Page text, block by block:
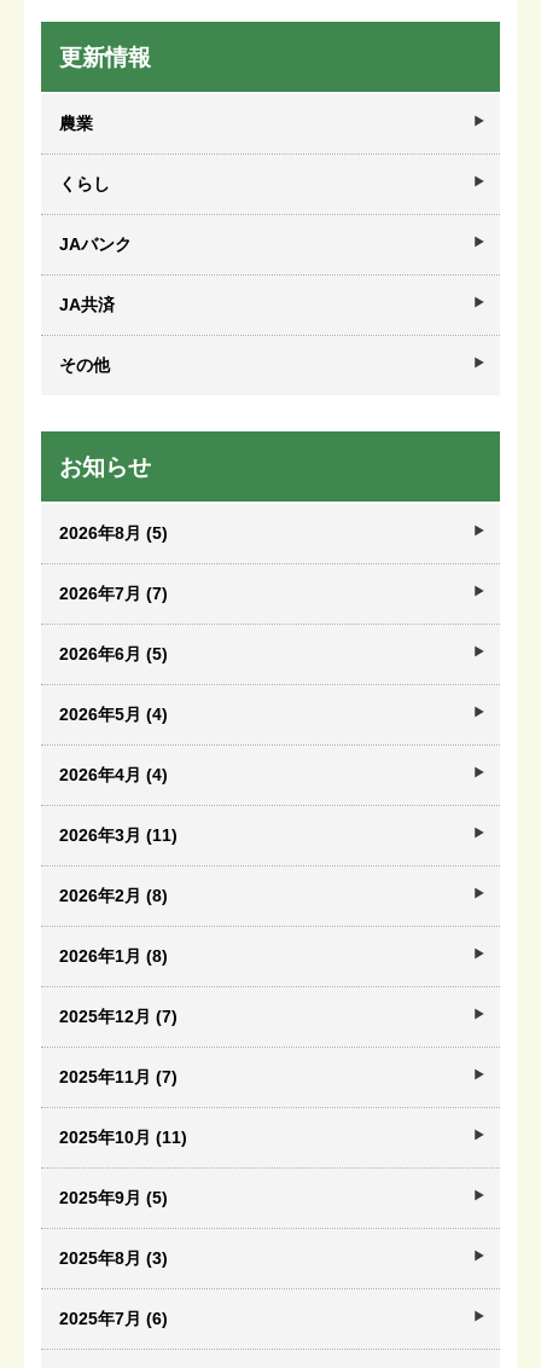
更新情報
農業
くらし
JAバンク
JA共済
その他
お知らせ
2026年8月 (5)
2026年7月 (7)
2026年6月 (5)
2026年5月 (4)
2026年4月 (4)
2026年3月 (11)
2026年2月 (8)
2026年1月 (8)
2025年12月 (7)
2025年11月 (7)
2025年10月 (11)
2025年9月 (5)
2025年8月 (3)
2025年7月 (6)